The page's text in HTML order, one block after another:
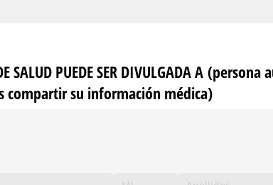
SALUD PUEDE SER DIVULGADA A
compartir su información médica)